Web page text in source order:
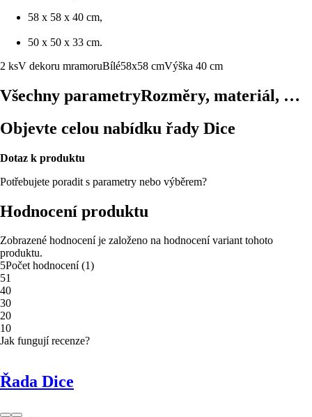
58 x 58 x 40 cm,
50 x 50 x 33 cm.
2 ksV dekoru mramoruBílé58x58 cmVýška 40 cm
Všechny parametryRozměry, materiál, …
Objevte celou nabídku řady Dice
Dotaz k produktu
Potřebujete poradit s parametry nebo výběrem?
Hodnocení produktu
Zobrazené hodnocení je založeno na hodnocení variant tohoto
produktu.
5Počet hodnocení(1)
51
40
30
20
10
Jak fungují recenze?
Řada Dice